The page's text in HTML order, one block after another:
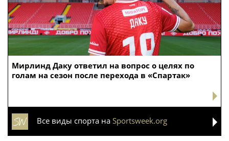
Мирлинд Даку ответил на вопрос о целях по
голам на сезон после перехода в «Спартак»
Все виды спорта на Sportsweek.org